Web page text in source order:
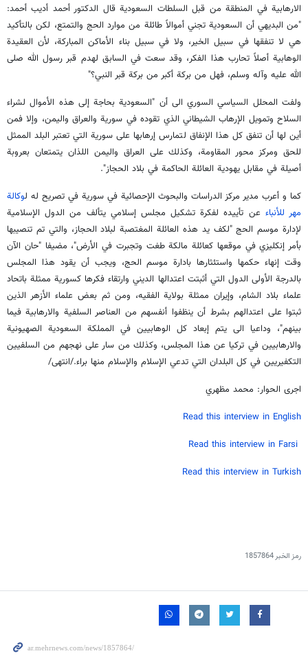
الارهابية في المنطقة من قبل السلطات السعودية قال الدكتور أحمد أديب أحمد:
"من البديهي أن السعودية تجني أموالاً طائلة من موارد الحج والتمتع، لكن بالتأكيد
هي لا تنفقها في سبيل الخير، ولا في سبيل بناء الأماكن المباركة، لأن العقيدة
الوهابية أصلاً تحارب هذا الفكر، وقد سعت في السابق لهدم قبر رسول الله صلى
الله عليه وآله وسلم، فهل من بركة أكبر من بركة قبر النبي؟"
ولفت المحلل السياسي السوري الى أن "السعودية بحاجة إلى هذه الأموال لشراء
السلاح وتمويل الإرهاب الشيطاني الذي تقوده في سورية والعراق واليمن، وإلا فمن
أين لها أن تنفق كل هذا الإنفاق لتمارس إرهابها على سورية التي تعتبر البلد الممثل
للحق ومركز محور المقاومة، وكذلك على العراق واليمن اللذان يتمتعان بعروبة
أصيلة في مقابل يهودية العائلة الحاكمة في بلاد الحجاز".
كما و أعرب مدير مركز الدراسات والبحوث الإحصائية في سورية في تصريح له لوكالة
مهر للأنباء عن تأييده لفكرة تشكيل مجلس إسلامي يتألف من الدول الإسلامية
لإدارة موسم الحج "لكف يد هذه العائلة المغتصبة لبلاد الحجاز، والتي تم تنصيبها
بأمر إنكليزي في موقعها كعائلة مالكة طغت وتجبرت في الأرض"، مضيفا "حان الآن
وقت إنهاء حكمها واستئثارها بادارة موسم الحج، ويجب أن يقود هذا المجلس
بالدرجة الأولى الدول التي أثبتت اعتدالها الديني وارتقاء فكرها كسورية ممثلة باتحاد
علماء بلاد الشام، وإيران ممثلة بولاية الفقيه، ومن ثم بعض علماء الأزهر الذين
ثبتوا على اعتدالهم بشرط أن ينظفوا أنفسهم من العناصر السلفية والارهابية فيما
بينهم"، وداعيا الى يتم إبعاد كل الوهابيين في المملكة السعودية الصهيونية
والارهابيين في تركيا عن هذا المجلس، وكذلك من سار على نهجهم من السلفيين
التكفيريين في كل البلدان التي تدعي الإسلام والإسلام منها براء./انتهى/
اجرى الحوار: محمد مظهري
Read this interview in English
Read this interview in Farsi
Read this interview in Turkish
رمز الخبر1857864